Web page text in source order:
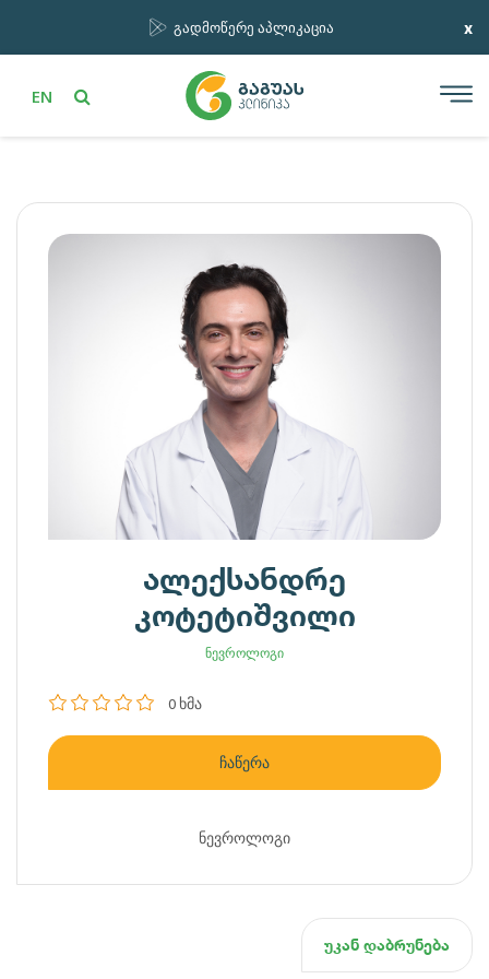
გადმოწერე აპლიკაცია x
EN
ალექსანდრე
კოტეტიშვილი
ნევროლოგი
0 ხმა
ჩაწერა
ნევროლოგი
უკან დაბრუნება